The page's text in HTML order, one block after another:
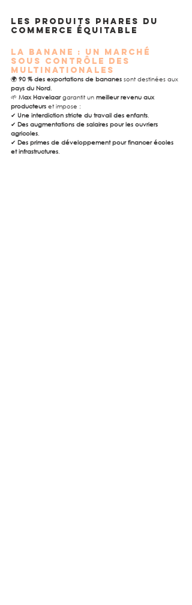
Les produits phares du
commerce équitable
La banane : un marché
sous contrôle des
multinationales
🌍 90 % des exportations de bananes sont destinées aux
pays du Nord.
🌱 Max Havelaar garantit un meilleur revenu aux
producteurs et impose :
✔ Une interdiction stricte du travail des enfants.
✔ Des augmentations de salaires pour les ouvriers
agricoles.
✔ Des primes de développement pour financer écoles
et infrastructures.